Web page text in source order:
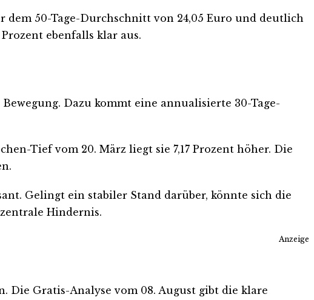
50-Tage-Durchschnitt von 24,05 Euro und deutlich
ebenfalls klar aus.
Dazu kommt eine annualisierte 30-Tage-
Tief vom 20. März liegt sie 7,17 Prozent höher. Die
Gelingt ein stabiler Stand darüber, könnte sich die
Hindernis.
Anzeige
Die Gratis-Analyse vom 08. August gibt die klare